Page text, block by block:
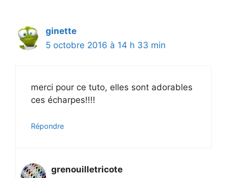
ginette
5 octobre 2016 à 14 h 33 min
merci pour ce tuto, elles sont adorables
ces écharpes!!!!
Répondre
grenouilletricote